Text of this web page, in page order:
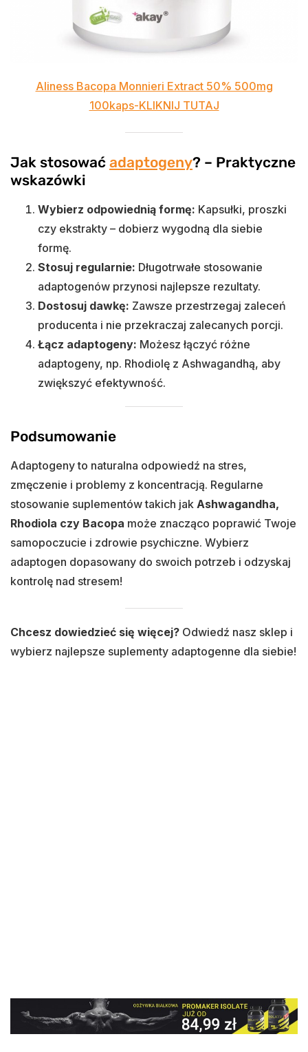
Aliness Bacopa Monnieri Extract 50% 500mg
100kaps-KLIKNIJ TUTAJ
Jak stosować adaptogeny? – Praktyczne
wskazówki
Wybierz odpowiednią formę: Kapsułki, proszki
czy ekstrakty – dobierz wygodną dla siebie
formę.
Stosuj regularnie: Długotrwałe stosowanie
adaptogenów przynosi najlepsze rezultaty.
Dostosuj dawkę: Zawsze przestrzegaj zaleceń
producenta i nie przekraczaj zalecanych porcji.
Łącz adaptogeny: Możesz łączyć różne
adaptogeny, np. Rhodiolę z Ashwagandhą, aby
zwiększyć efektywność.
Podsumowanie
Adaptogeny to naturalna odpowiedź na stres,
zmęczenie i problemy z koncentracją. Regularne
stosowanie suplementów takich jak Ashwagandha,
Rhodiola czy Bacopa może znacząco poprawić Twoje
samopoczucie i zdrowie psychiczne. Wybierz
adaptogen dopasowany do swoich potrzeb i odzyskaj
kontrolę nad stresem!
Chcesz dowiedzieć się więcej? Odwiedź nasz sklep i
wybierz najlepsze suplementy adaptogenne dla siebie!